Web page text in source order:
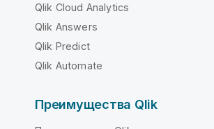
Qlik Cloud Analytics
Qlik Answers
Qlik Predict
Qlik Automate
Преимущества Qlik